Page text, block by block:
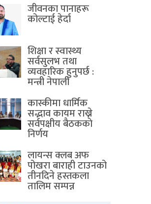
जीवनका पानाहरू
कोल्टाई हेर्दा
शिक्षा र स्वास्थ्य
सर्वसुलभ तथा
व्यवहारिक हुनुपर्छ :
मन्त्री नेपाली
कास्कीमा धार्मिक
सद्भाव कायम राख्ने
सर्वपक्षीय बैठककाे
निर्णय
लायन्स क्लब अफ
पोखरा बाराही टाउनको
तीनदिने हस्तकला
तालिम सम्पन्न